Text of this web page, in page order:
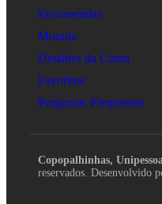
Encomendas
Morada
Detalhes da Conta
Favoritos
Perguntas Frequentes
Copopalhinhas,
reservados. Desenvolvido